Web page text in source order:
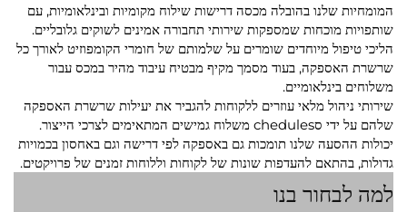
המומחיות שלנו בהובלה מכסה דרישות שילוח מקומיות ובינלאומיות, עם
שותפויות מוכחות שמספקות שירותי תחבורה אמינים לשוקים גלובליים.
הליכי טיפול מיוחדים שומרים על שלמותם של חומרי הקומפוזיט לאורך כל
שרשרת האספקה, בעוד מסמך מקיף מבטיח עיבוד מהיר במכס עבור
משלוחים בינלאומיים.
שירותי ניהול מלאי עוזרים ללקוחות להגביר את יעילות שרשרת האספקה
שלהם על ידי סchedules משלוח גמישים המתאימים לצרכי הייצור.
יכולות ההסעה שלנו תומכות גם באספקה לפי דרישה וגם באחסון בכמויות
גדולות, בהתאם להעדפות שונות של לקוחות וללוחות זמנים של פרויקטים.
למה לבחור בנו